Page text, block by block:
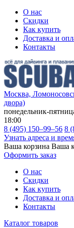
О нас
Скидки
Как купить
Доставка и
Контакты
Москва,
двора)
понедельник-
18:00
8 (495) 150–99–56 8
Узнать адреса и
Ваша корзина Ваша
Оформить заказ
О нас
Скидки
Как купить
Доставка и
Контакты
Каталог товаров